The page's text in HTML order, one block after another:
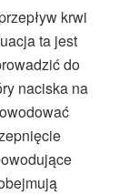
krwi
ta jest
do
naciska na